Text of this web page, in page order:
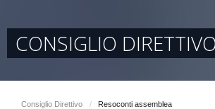
CONSIGLIO DIRETTIVO
Consiglio Direttivo / Resoconti assemblea